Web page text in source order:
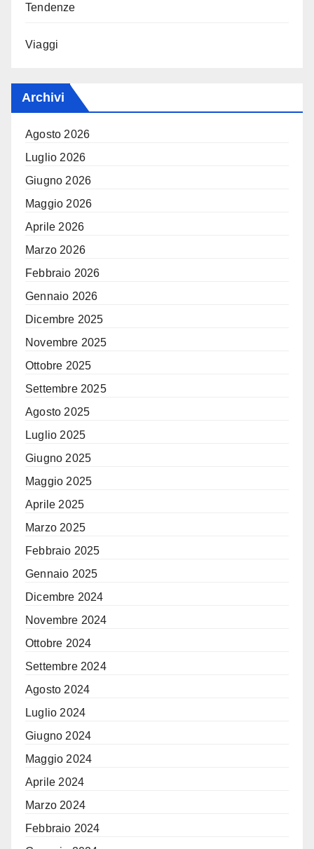
Tendenze
Viaggi
Archivi
Agosto 2026
Luglio 2026
Giugno 2026
Maggio 2026
Aprile 2026
Marzo 2026
Febbraio 2026
Gennaio 2026
Dicembre 2025
Novembre 2025
Ottobre 2025
Settembre 2025
Agosto 2025
Luglio 2025
Giugno 2025
Maggio 2025
Aprile 2025
Marzo 2025
Febbraio 2025
Gennaio 2025
Dicembre 2024
Novembre 2024
Ottobre 2024
Settembre 2024
Agosto 2024
Luglio 2024
Giugno 2024
Maggio 2024
Aprile 2024
Marzo 2024
Febbraio 2024